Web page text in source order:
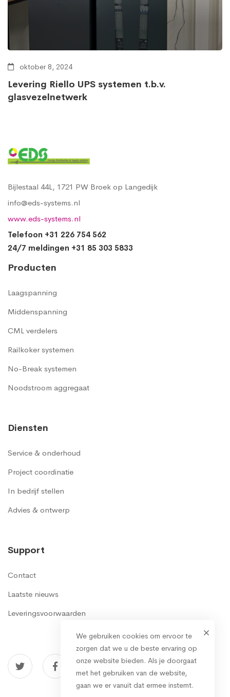
oktober 8, 2024
Levering Riello UPS systemen t.b.v.
glasvezelnetwerk
Bijlestaal 44L, 1721 PW Broek op Langedijk
info@eds-systems.nl
www.eds-systems.nl
Telefoon +31 226 754 562
24/7 meldingen +31 85 303 5833
Producten
Laagspanning
Middenspanning
CML verdelers
Railkoker systemen
No-Break systemen
Noodstroom aggregaat
Diensten
Service & onderhoud
Project coordinatie
In bedrijf stellen
Advies & ontwerp
Support
Contact
Laatste nieuws
Leveringsvoorwaarden
We gebruiken cookies om ervoor te
zorgen dat we u de beste ervaring op
onze website bieden. Als je doorgaat
met het gebruiken van de website,
gaan we er vanuit dat ermee instemt.